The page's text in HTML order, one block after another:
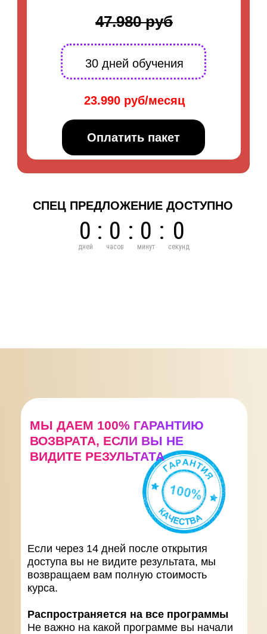
СПЕЦ ПРЕДЛОЖЕНИЕ ДОСТУПНО
0
дней
: 0
часов
: 0
минут
: 0
секунд
30 дней обучения
23.990 руб/месяц
47.980 руб
Оплатить пакет
МЫ ДАЕМ 100% ГАРАНТИЮ
ВОЗВРАТА, ЕСЛИ ВЫ НЕ
ВИДИТЕ РЕЗУЛЬТАТА
Если через 14 дней после открытия
доступа вы не видите результата, мы
возвращаем вам полную стоимость
курса.
Распространяется на все программы
Не важно на какой программе вы начали